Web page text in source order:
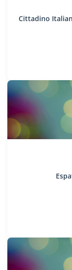
Cittadino